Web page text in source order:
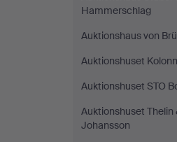
Hammerschlag
Auktionshaus von
Auktionshuset Kolonn
Auktionshuset STO
Auktionshuset Thelin
Johansson